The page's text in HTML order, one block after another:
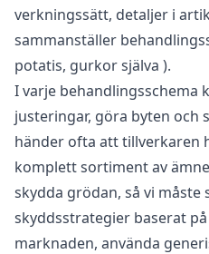
verkningssätt, detaljer i
sammanställer
potatis, gurkor själva ).
I varje behandlingsschema
justeringar, göra byten och
händer ofta att tillverkaren
komplett sortiment av
skydda grödan, så vi måste
skyddsstrategier baserat
marknaden, använda